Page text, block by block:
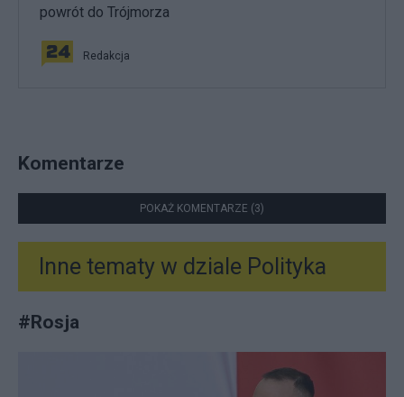
powrót do Trójmorza
Redakcja
Komentarze
POKAŻ KOMENTARZE (3)
Inne tematy w dziale Polityka
#Rosja